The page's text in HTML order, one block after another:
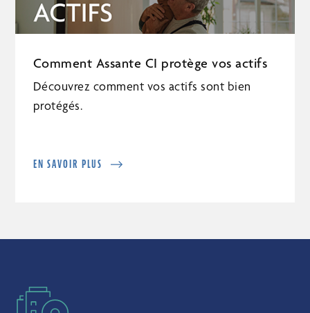
Comment Assante CI protège vos actifs
Découvrez comment vos actifs sont bien
protégés.
EN SAVOIR PLUS